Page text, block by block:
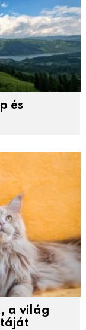
és
a világ